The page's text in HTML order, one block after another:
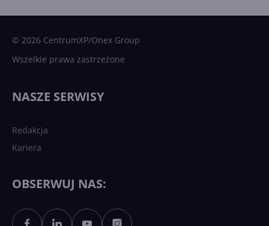
© 2026 CentrumXP/Onex Group
Wszelkie prawa zastrzeżone
NASZE SERWISY
Redakcja
Kariera
OBSERWUJ NAS: